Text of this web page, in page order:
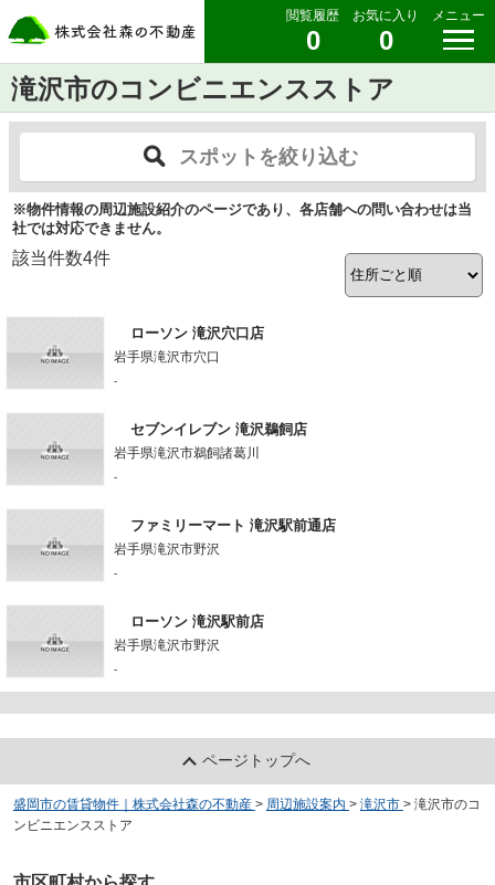
閲覧履歴
0
お気に入り
0
メニュー
滝沢市のコンビニエンスストア
スポットを絞り込む
※物件情報の周辺施設紹介のページであり、各店舗への問い合わせは当
社では対応できません。
該当件数4件
ローソン 滝沢穴口店
岩手県滝沢市穴口
-
セブンイレブン 滝沢鵜飼店
岩手県滝沢市鵜飼諸葛川
-
ファミリーマート 滝沢駅前通店
岩手県滝沢市野沢
-
ローソン 滝沢駅前店
岩手県滝沢市野沢
-
ページトップへ
盛岡市の賃貸物件｜株式会社森の不動産 > 周辺施設案内 > 滝沢市 > 滝沢市のコ
ンビニエンスストア